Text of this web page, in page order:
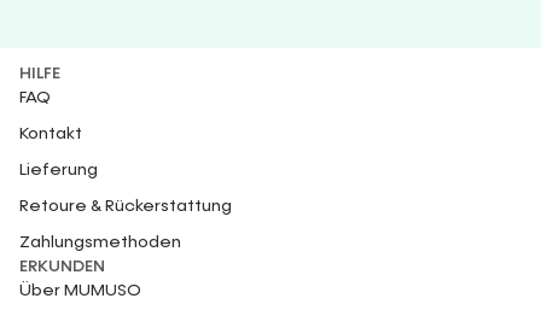
HILFE
FAQ
Kontakt
Lieferung
Retoure & Rückerstattung
Zahlungsmethoden
ERKUNDEN
Über MUMUSO